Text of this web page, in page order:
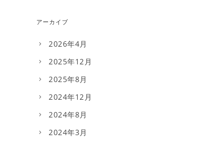
アーカイブ
2026年4月
2025年12月
2025年8月
2024年12月
2024年8月
2024年3月